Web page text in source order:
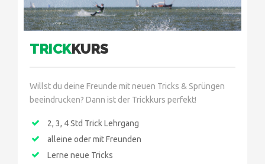
TRICKKURS
Willst du deine Freunde mit neuen Tricks & Sprüngen
beeindrucken? Dann ist der Trickkurs perfekt!
2, 3, 4 Std Trick Lehrgang
alleine oder mit Freunden
Lerne neue Tricks